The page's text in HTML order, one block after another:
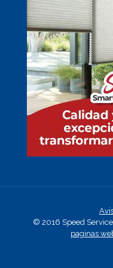
© 2016 Speed
paginas